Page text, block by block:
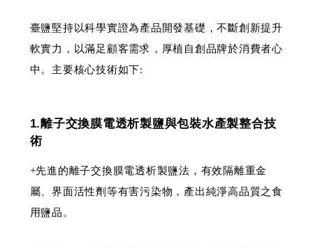
臺鹽堅持以科學實證為產品開發基礎，不斷創新提升
軟實力，以滿足顧客需求，厚植自創品牌於消費者心
中。主要核心技術如下:
1.離子交換膜電透析製鹽與包裝水產製整合技
術
+先進的離子交換膜電透析製鹽法，有效隔離重金
屬、界面活性劑等有害污染物，產出純淨高品質之食
用鹽品。